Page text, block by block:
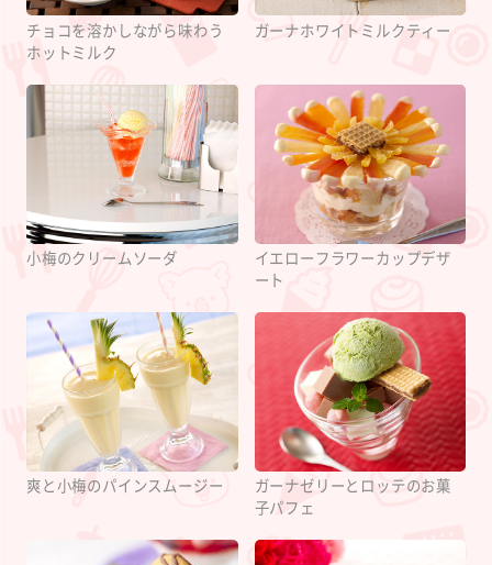
チョコを溶かしながら味わう
ホットミルク
ガーナホワイトミルクティー
小梅のクリームソーダ
イエローフラワーカップデザ
ート
爽と小梅のパインスムージー
ガーナゼリーとロッテのお菓
子パフェ